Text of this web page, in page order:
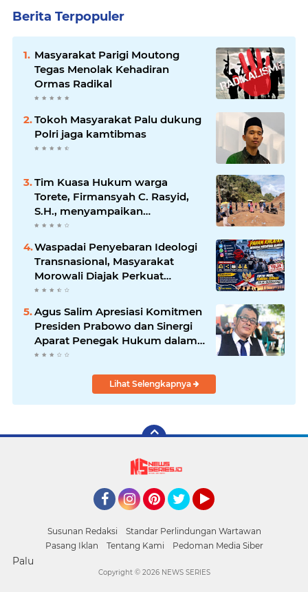
Berita Terpopuler
Masyarakat Parigi Moutong
Tegas Menolak Kehadiran
Ormas Radikal
Tokoh Masyarakat Palu dukung
Polri jaga kamtibmas
Tim Kuasa Hukum warga
Torete, Firmansyah C. Rasyid,
S.H., menyampaikan
permohonan maaf atas
berkembang di ruang publik
Waspadai Penyebaran Ideologi
Transnasional, Masyarakat
Morowali Diajak Perkuat
Persatuan dan Wawasan
Agus Salim Apresiasi Komitmen
Presiden Prabowo dan Sinergi
Aparat Penegak Hukum dalam
Pemberantasan Korupsi
Lihat Selengkapnya
Susunan Redaksi
Standar Perlindungan Wartawan
Pasang Iklan
Tentang Kami Pedoman Media Siber
Palu
Copyright © 2026 NEWS SERIES